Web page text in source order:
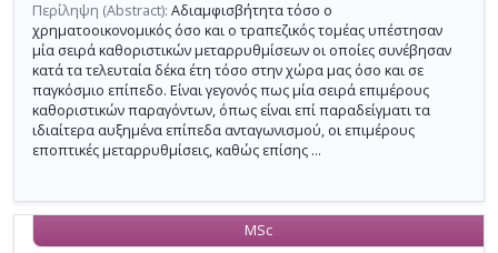
Περίληψη (Abstract): Αδιαμφισβήτητα τόσο ο
χρηματοοικονομικός όσο και ο τραπεζικός τομέας υπέστησαν
μία σειρά καθοριστικών μεταρρυθμίσεων οι οποίες συνέβησαν
κατά τα τελευταία δέκα έτη τόσο στην χώρα μας όσο και σε
παγκόσμιο επίπεδο. Είναι γεγονός πως μία σειρά επιμέρους
καθοριστικών παραγόντων, όπως είναι επί παραδείγματι τα
ιδιαίτερα αυξημένα επίπεδα ανταγωνισμού, οι επιμέρους
εποπτικές μεταρρυθμίσεις, καθώς επίσης ...
MSc